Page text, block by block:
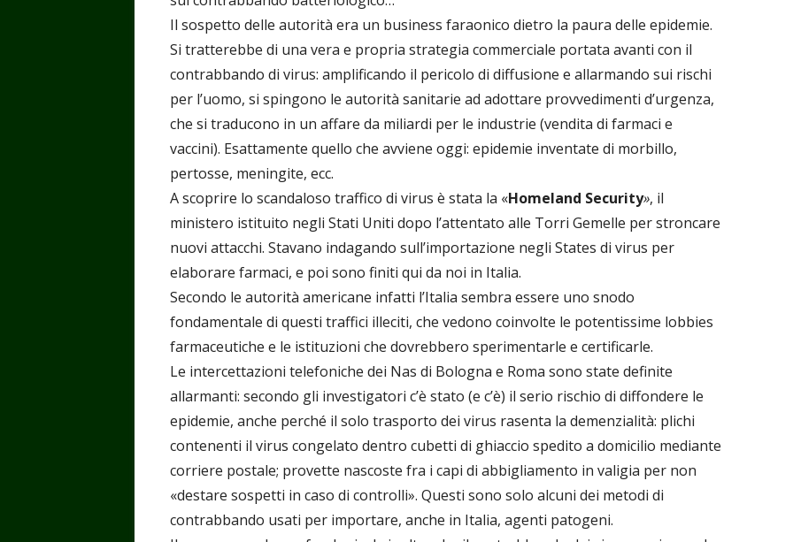
Il sospetto delle autorità era un business faraonico dietro la paura delle epidemie.
Si tratterebbe di una vera e propria strategia commerciale portata avanti con il
contrabbando di virus: amplificando il pericolo di diffusione e allarmando sui rischi
per l’uomo, si spingono le autorità sanitarie ad adottare provvedimenti d’urgenza,
che si traducono in un affare da miliardi per le industrie (vendita di farmaci e
vaccini). Esattamente quello che avviene oggi: epidemie inventate di morbillo,
pertosse, meningite, ecc.
A scoprire lo scandaloso traffico di virus è stata la «Homeland Security», il
ministero istituito negli Stati Uniti dopo l’attentato alle Torri Gemelle per stroncare
nuovi attacchi. Stavano indagando sull’importazione negli States di virus per
elaborare farmaci, e poi sono finiti qui da noi in Italia.
Secondo le autorità americane infatti l’Italia sembra essere uno snodo
fondamentale di questi traffici illeciti, che vedono coinvolte le potentissime lobbies
farmaceutiche e le istituzioni che dovrebbero sperimentarle e certificarle.
Le intercettazioni telefoniche dei Nas di Bologna e Roma sono state definite
allarmanti: secondo gli investigatori c’è stato (e c’è) il serio rischio di diffondere le
epidemie, anche perché il solo trasporto dei virus rasenta la demenzialità: plichi
contenenti il virus congelato dentro cubetti di ghiaccio spedito a domicilio mediante
corriere postale; provette nascoste fra i capi di abbigliamento in valigia per non
«destare sospetti in caso di controlli». Questi sono solo alcuni dei metodi di
contrabbando usati per importare, anche in Italia, agenti patogeni.